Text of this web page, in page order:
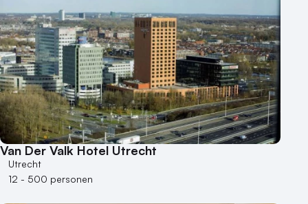
Van Der Valk Hotel Utrecht
Utrecht
12 - 500 personen